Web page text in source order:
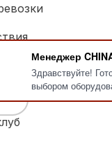
Менеджер
Здравствуйте!
выбором
школа